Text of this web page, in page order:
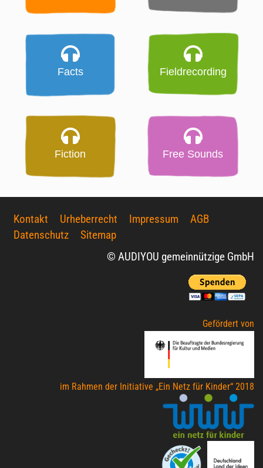
Facts Fieldrecording
Fiction Free Sounds
Kontakt Urheberrecht Impressum
AGB
Datenschutz
Sitemap
© AUDIYOU gemeinnützige GmbH
Gefördert von
im Rahmen der Initiative „Ein Netz für Kinder“ 2018